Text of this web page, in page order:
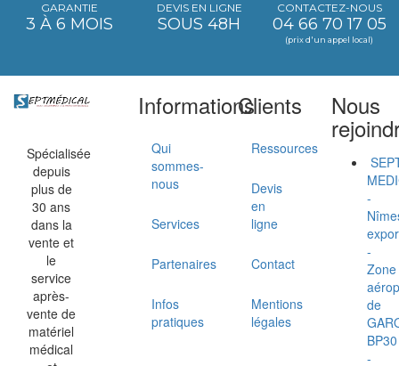
GARANTIE
3 À 6 MOIS
DEVIS EN LIGNE
SOUS 48H
CONTACTEZ-NOUS
04 66 70 17 05
(prix d'un appel local)
Spécialisée
depuis
plus de
30 ans
dans la
vente et
le
service
après-
vente de
matériel
médical
Informations
Qui
sommes-
nous
Services
Partenaires
Infos
pratiques
Clients
Ressources
Devis
en
ligne
Contact
Mentions
légales
Nous
-
-
Zone
de
BP30
-